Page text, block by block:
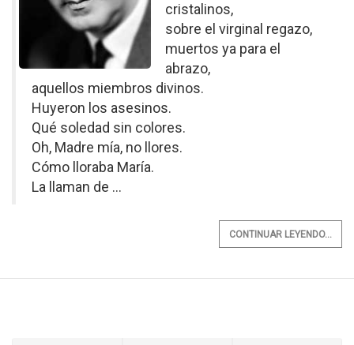
cristalinos,
sobre el virginal regazo,
muertos ya para el
abrazo,
aquellos miembros divinos.
Huyeron los asesinos.
Qué soledad sin colores.
Oh, Madre mía, no llores.
Cómo lloraba María.
La llaman de ...
CONTINUAR LEYENDO...